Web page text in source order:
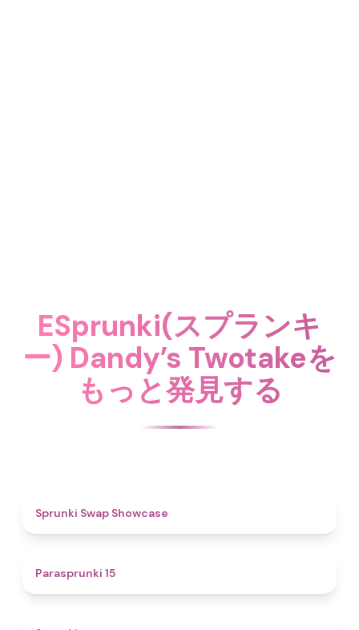
ESprunki(スプランキ
ー) Dandy’s Twotakeを
もっと発見する
Sprunki Swap Showcase
Parasprunki 15